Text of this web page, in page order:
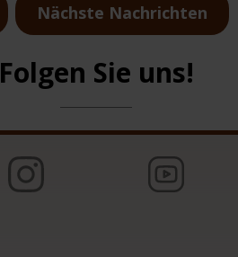
Nächste Nachrichten
Folgen Sie uns!